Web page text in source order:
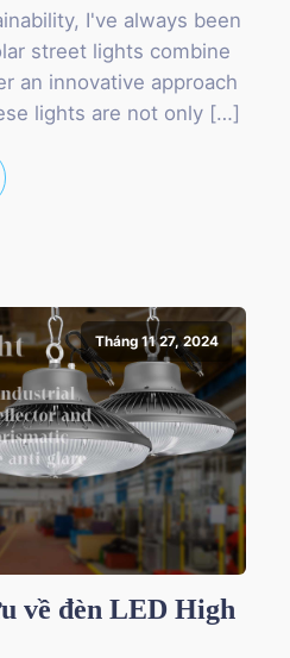
I've always been
street lights combine
an innovative approach
lights are not only […]
Tháng 11 27, 2024
về đèn LED High